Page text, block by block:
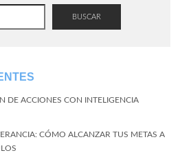
BUSCAR
DE ACCIONES CON INTELIGENCIA
CÓMO ALCANZAR TUS METAS A